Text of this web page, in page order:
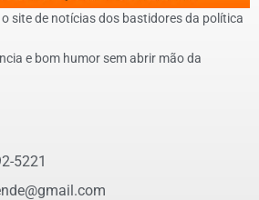
o site de notícias dos bastidores da política
e bom humor sem abrir mão da
5221